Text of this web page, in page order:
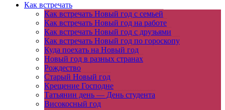
Как встречать
Как встречать Новый год с семьей
Как встречать Новый год на работе
Как встречать Новый год с друзьями
Как встречать Новый год по гороскопу
Куда поехать на Новый год
Новый год в разных странах
Рождество
Старый Новый год
Крещение Господне
Татьянин день — День студента
Високосный год